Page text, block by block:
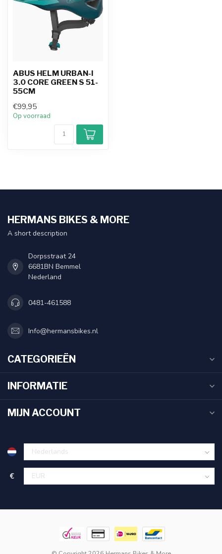
ABUS HELM URBAN-I
3.0 CORE GREEN S 51-
55CM
€99,95
Op voorraad
HERMANS BIKES & MORE
A short description
Dorpsstraat 24
6681BN Bemmel
Nederland
0481-461588
Info@hermansbikes.nl
CATEGORIEËN
INFORMATIE
MIJN ACCOUNT
€